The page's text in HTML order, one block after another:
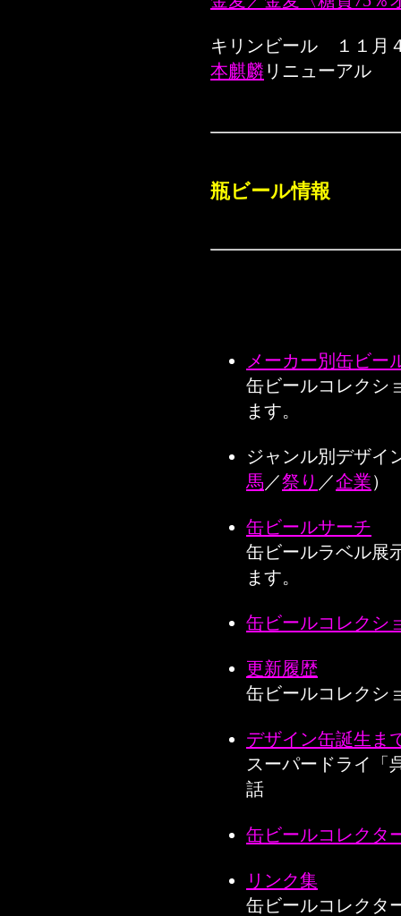
キリンビール １１月
本麒麟リニューアル
瓶ビール情報
メーカー別缶ビー
缶ビールコレクシ
ます。
ジャンル別デザイ
馬 ／祭り ／企業）
缶ビールサーチ
缶ビールラベル展
ます。
缶ビールコレクシ
更新履歴
缶ビールコレクシ
デザイン缶誕生ま
スーパードライ「
話
缶ビールコレク
リンク集
缶ビールコレクタ